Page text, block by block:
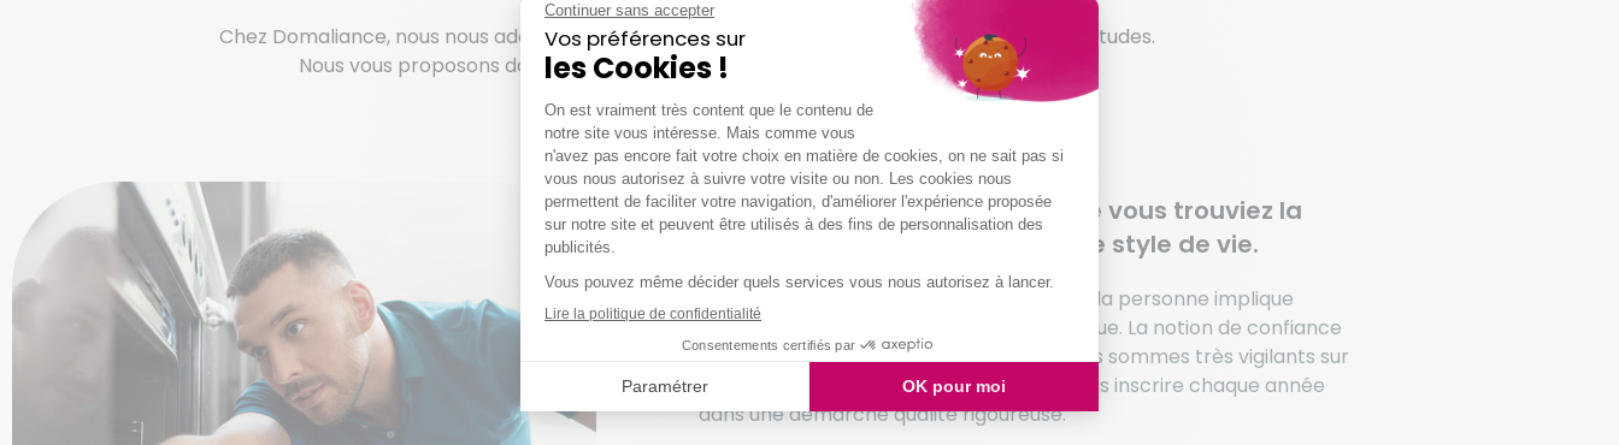
Chez Domaliance, nous nous adaptons nos services à la personne à vos besoins et à vos habitudes.
Nous vous proposons donc des prestations variées, en phase avec vos demandes.
L’important pour nous, c’est que vous trouviez la
personne qui correspond à votre style de vie.
Nous sommes conscients que le service à la personne implique
d’ouvrir ses portes à une personne inconnue. La notion de confiance
et de compétence est donc majeure. Nous sommes très vigilants sur
nos recrutements et avons à cœur de nous inscrire chaque année
dans une démarche qualité rigoureuse.